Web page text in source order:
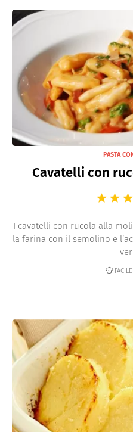
PASTA
Cavatelli con
I cavatelli con rucola alla
la farina con il semolino e
FACILE